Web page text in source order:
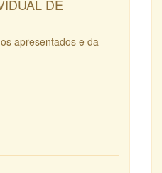
DE
apresentados e da